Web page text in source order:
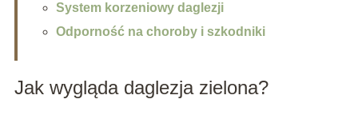
System korzeniowy daglezji
Odporność na choroby i szkodniki
Jak wygląda daglezja zielona?